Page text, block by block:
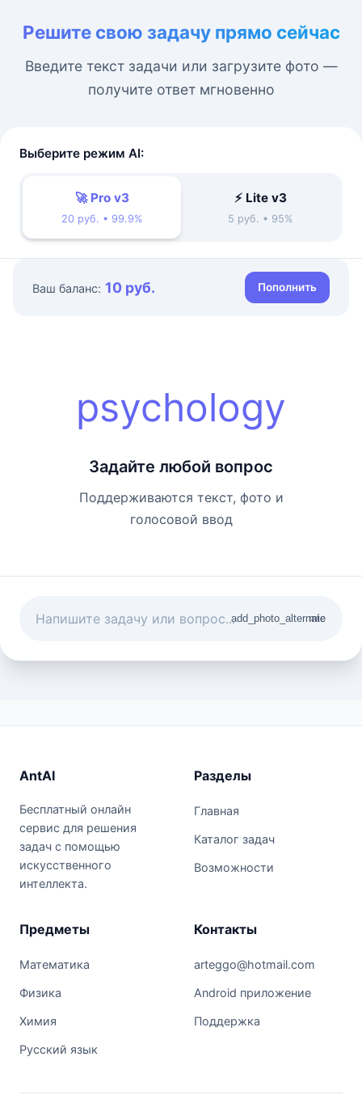
Решите свою задачу прямо сейчас
Введите текст задачи или загрузите фото —
получите ответ мгновенно
Выберите режим AI:
🚀 Pro v3
20 руб. • 99.9%
⚡ Lite v3
5 руб. • 95%
Ваш баланс: 10 руб. Пополнить
psychology
Задайте любой вопрос
Поддерживаются текст, фото и
голосовой ввод
add_photo_alternate
mic
AntAI
Бесплатный онлайн
сервис для решения
задач с помощью
искусственного
интеллекта.
Разделы
Главная
Каталог задач
Возможности
Предметы
Математика
Физика
Химия
Русский язык
Контакты
arteggo@hotmail.com
Android приложение
Поддержка